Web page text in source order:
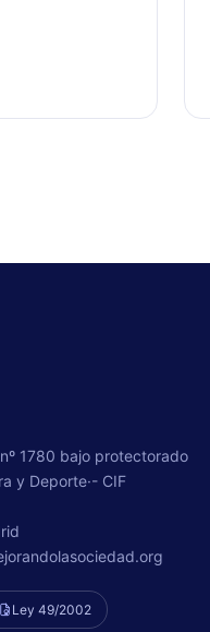
1780 bajo protectorado
y Deporte·- CIF
Ley 49/2002